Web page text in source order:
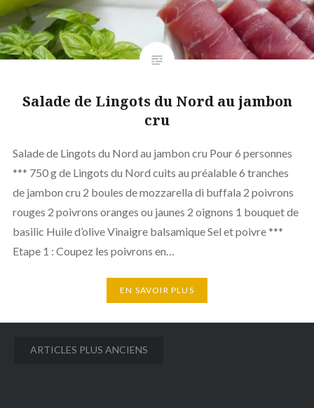
Salade de Lingots du Nord au jambon
cru
Salade de Lingots du Nord au jambon cru Pour 6 personnes
*** 750 g de Lingots du Nord cuits au préalable 6 tranches
de jambon cru 2 boules de mozzarella di buffala 2 poivrons
rouges 2 poivrons oranges ou jaunes 2 oignons 1 bouquet de
basilic Huile d’olive Vinaigre balsamique Sel et poivre ***
Etape 1 : Coupez les poivrons en…
EN SAVOIR PLUS
Navigation
ARTICLES PLUS ANCIENS